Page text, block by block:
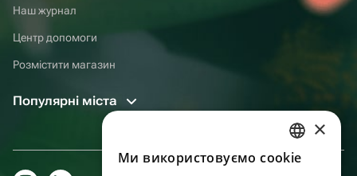
Наш журнал
Центр допомоги
Розмістити магазин
Популярні міста
RUSSIAN
×
Ми використовуємо cookie